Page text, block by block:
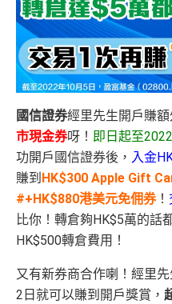
國信證券經里先生開戶賺
市現金券呀！ 即日起至
功開戶國信證券後， 入金
賺到 HK$300 Apple Gift
#+HK$880港美元免佣券！
比你！轉倉夠HK$5萬的話
HK$500轉倉費用！
又有新券商合作喇！經里
2日就可以賺到開戶獎賞，